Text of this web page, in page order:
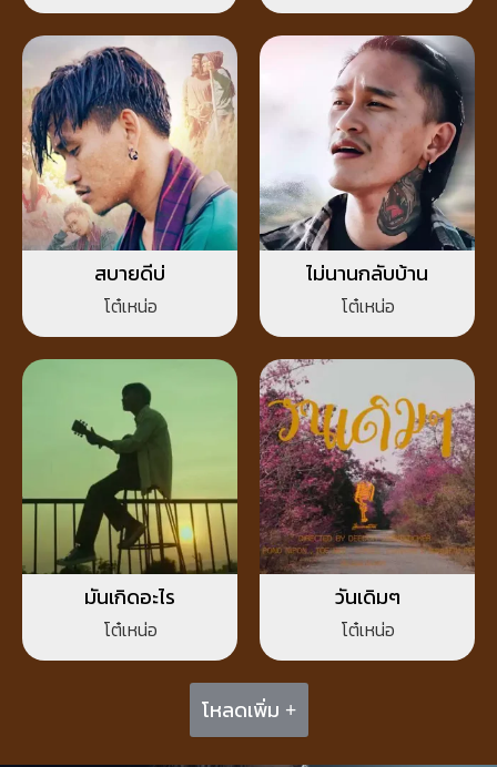
สบายดีบ่
โต๋เหน่อ
ไม่นานกลับบ้าน
โต๋เหน่อ
มันเกิดอะไร
โต๋เหน่อ
วันเดิมๆ
โต๋เหน่อ
โหลดเพิ่ม +